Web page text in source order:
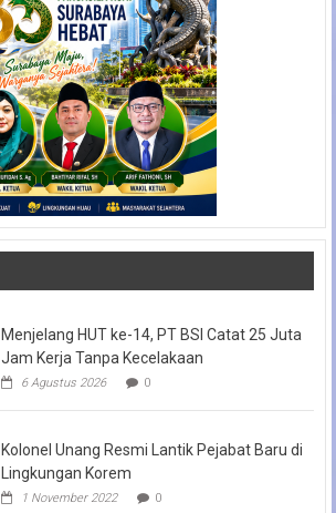
Menjelang HUT ke-14, PT BSI Catat 25 Juta
Jam Kerja Tanpa Kecelakaan
6 Agustus 2026 0
Kolonel Unang Resmi Lantik Pejabat Baru di
Lingkungan Korem
1 November 2022 0